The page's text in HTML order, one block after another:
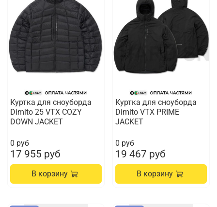
Куртка для сноуборда
Dimito 25 VTX COZY
DOWN JACKET
0 руб
17 955 руб
В корзину
Куртка для сноуборда
Dimito VTX PRIME
JACKET
0 руб
19 467 руб
В корзину